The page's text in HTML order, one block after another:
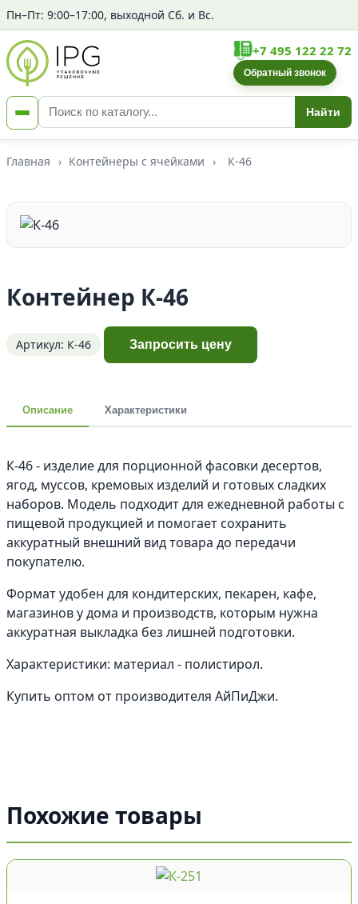
Пн–Пт: 9:00–17:00, выходной Сб. и Вс.
Найти
+7 495 122 22 72
Обратный звонок
Главная › Контейнеры с ячейками › К-46
Контейнер К-46
Артикул: К-46 Запросить цену
Описание Характеристики
К-46 - изделие для порционной фасовки десертов,
ягод, муссов, кремовых изделий и готовых сладких
наборов. Модель подходит для ежедневной работы с
пищевой продукцией и помогает сохранить
аккуратный внешний вид товара до передачи
покупателю.
Формат удобен для кондитерских, пекарен, кафе,
магазинов у дома и производств, которым нужна
аккуратная выкладка без лишней подготовки.
Характеристики: материал - полистирол.
Купить оптом от производителя АйПиДжи.
Похожие товары